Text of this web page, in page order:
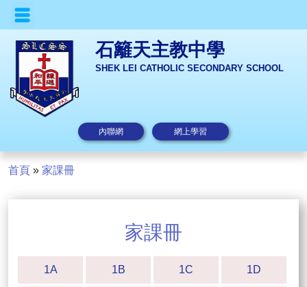
石籬天主教中學
SHEK LEI CATHOLIC SECONDARY SCHOOL
內聯網 網上學習
首頁 » 家課冊
家課冊
1A 1B 1C 1D